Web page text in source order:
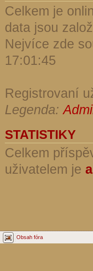
Celkem je
data jsou
Nejvíce zde
17:01:45
Registrovaní
Legenda:
STATISTIKY
Celkem
uživatelem je
Obsah fóra